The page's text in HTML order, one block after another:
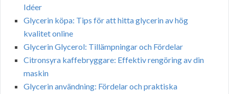
Idéer
Glycerin köpa: Tips för att hitta glycerin av hög
kvalitet online
Glycerin Glycerol: Tillämpningar och Fördelar
Citronsyra kaffebryggare: Effektiv rengöring av din
maskin
Glycerin användning: Fördelar och praktiska